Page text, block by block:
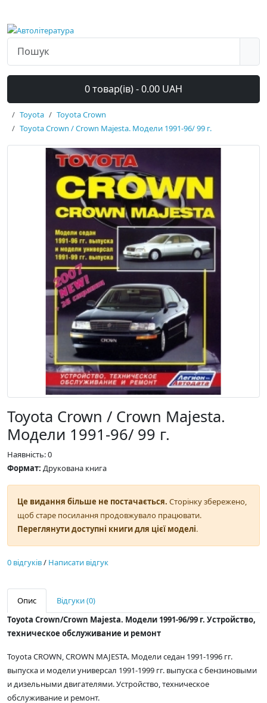
0 товар(ів) - 0.00 UAH
Toyota
Toyota Crown
Toyota Crown / Crown Majesta. Модели 1991-96/ 99 г.
Toyota Crown / Crown Majesta.
Модели 1991-96/ 99 г.
Наявність: 0
Формат: Друкована книга
Це видання більше не постачається. Сторінку збережено,
щоб старе посилання продовжувало працювати.
Переглянути доступні книги для цієї моделі.
0 відгуків/ Написати відгук
Опис
Відгуки (0)
Toyota Crown/Crown Majesta. Модели 1991-96/99 г. Устройство,
техническое обслуживание и ремонт
Toyota CROWN, CROWN MAJESTA. Модели седан 1991-1996 гг.
выпуска и модели универсал 1991-1999 гг. выпуска с бензиновыми
и дизельными двигателями. Устройство, техническое
обслуживание и ремонт.